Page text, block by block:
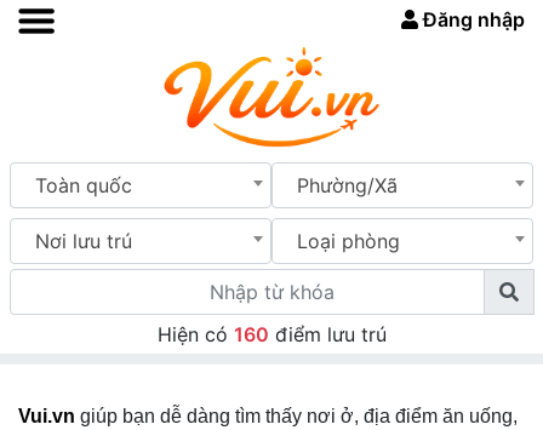
Đăng nhập
Toàn quốc Phường/Xã
Nơi lưu trú Loại phòng
Hiện có 160 điểm lưu trú
Vui.vn giúp bạn dễ dàng tìm thấy nơi ở, địa điểm ăn uống,